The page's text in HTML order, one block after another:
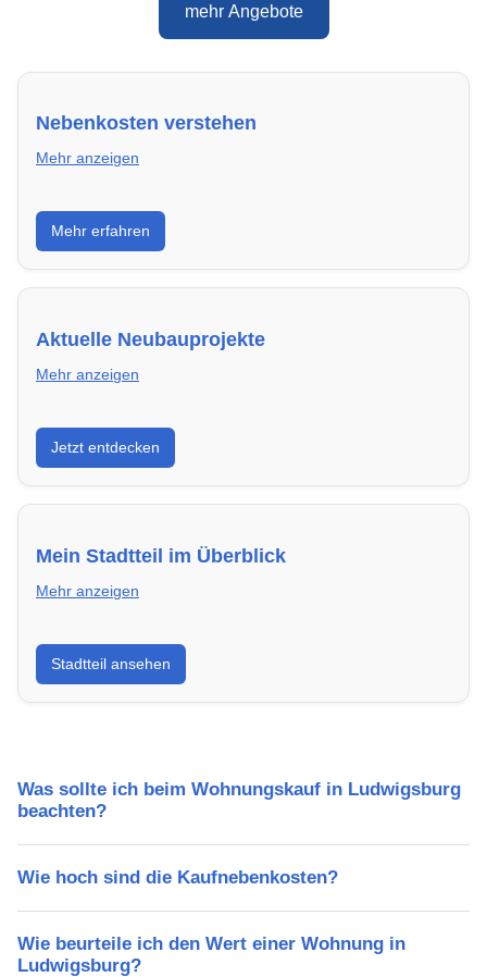
mehr Angebote
Nebenkosten verstehen
Mehr anzeigen
Erfahre, welche Nebenkosten rechtmäßig sind und
wie du deine monatliche Belastung optimieren
kannst.
Mehr erfahren
Aktuelle Neubauprojekte
Mehr anzeigen
Entdecke Neubauprojekte in Ludwigsburg – modern,
energieeffizient und sofort bezugsfertig.
Jetzt entdecken
Mein Stadtteil im Überblick
Mehr anzeigen
Erfahre mehr über deinen Stadtteil in Ludwigsburg:
Lebensqualität, Verkehrsanbindung, Schulen,
Freizeitmöglichkeiten und Mietpreise.
Stadtteil ansehen
Was sollte ich beim Wohnungskauf in Ludwigsburg
beachten?
Wie hoch sind die Kaufnebenkosten?
Wie beurteile ich den Wert einer Wohnung in
Ludwigsburg?